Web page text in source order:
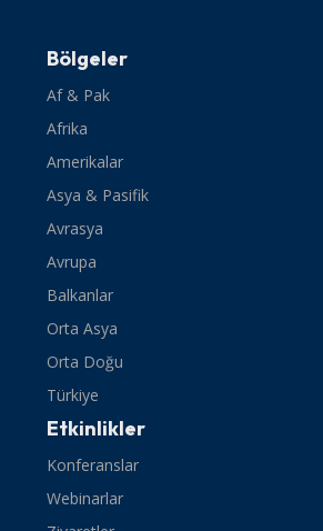
Bölgeler
Af & Pak
Afrika
Amerikalar
Asya & Pasifik
Avrasya
Avrupa
Balkanlar
Orta Asya
Orta Doğu
Türkiye
Etkinlikler
Konferanslar
Webinarlar